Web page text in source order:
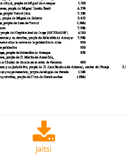
Jaitsi